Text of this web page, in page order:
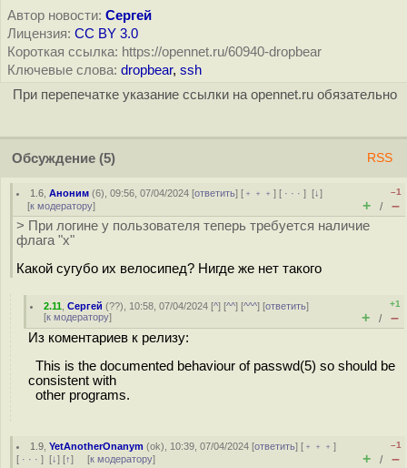
Автор новости: Сергей
Лицензия: CC BY 3.0
Короткая ссылка: https://opennet.ru/60940-dropbear
Ключевые слова: dropbear, ssh
При перепечатке указание ссылки на opennet.ru обязательно
Обсуждение (5) RSS
1.6 ,Аноним (6), 09:56, 07/04/2024 [ответить] [ ﹢﹢﹢] [ · · ·][↓]
[к модератору]
–1
+ / –
> При логине у пользователя теперь требуется наличие
флага "x"
Какой сугубо их велосипед? Нигде же нет такого
2.11 ,Сергей (??), 10:58, 07/04/2024 [^] [^^] [^^^] [ответить]
[к модератору]
+1
+ / –
Из коментариев к релизу:
This is the documented behaviour of passwd(5) so should be
consistent with
other programs.
1.9 ,YetAnotherOnanym (ok), 10:39, 07/04/2024 [ответить] [ ﹢﹢﹢]
[ · · · ] [↓] [↑] [к модератору]
–1
+ / –